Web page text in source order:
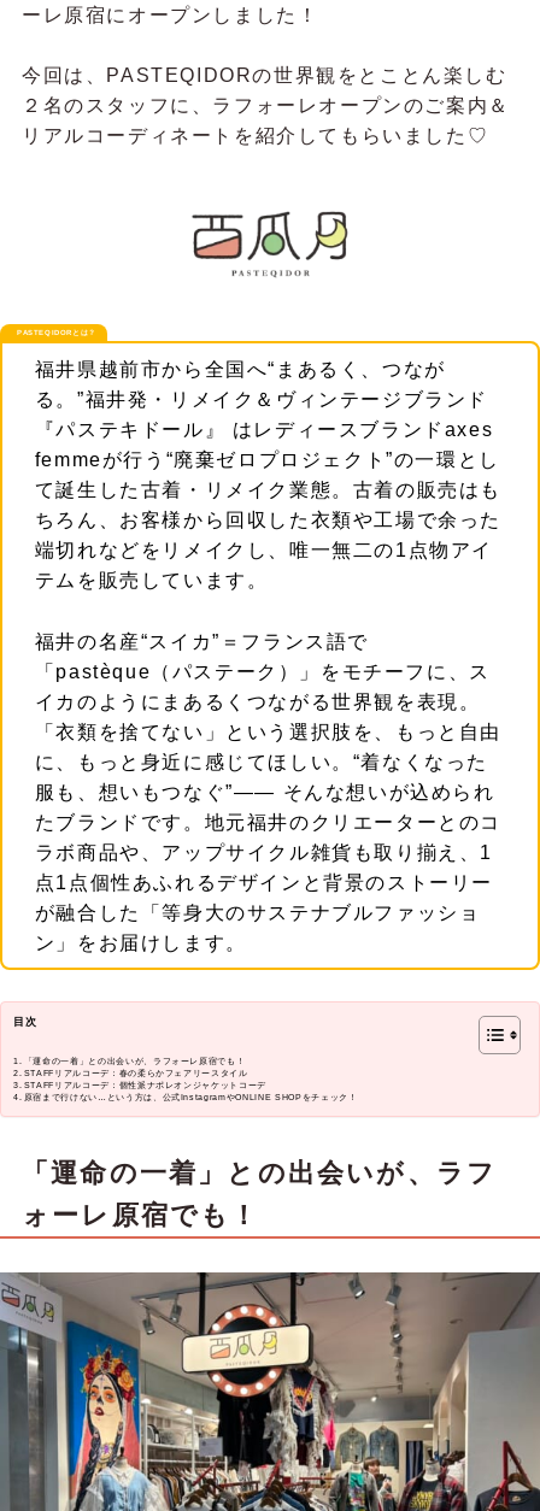
ーレ原宿にオープンしました！
今回は、PASTEQIDORの世界観をとことん楽しむ
２名のスタッフに、ラフォーレオープンのご案内＆
リアルコーディネートを紹介してもらいました♡
PASTEQIDORとは？
福井県越前市から全国へ“まあるく、つなが
る。”福井発・リメイク＆ヴィンテージブランド
『パステキドール』 はレディースブランドaxes
femmeが行う“廃棄ゼロプロジェクト”の一環とし
て誕生した古着・リメイク業態。古着の販売はも
ちろん、お客様から回収した衣類や工場で余った
端切れなどをリメイクし、唯一無二の1点物アイ
テムを販売しています。
福井の名産“スイカ”＝フランス語で
「pastèque（パステーク）」をモチーフに、ス
イカのようにまあるくつながる世界観を表現。
「衣類を捨てない」という選択肢を、もっと自由
に、もっと身近に感じてほしい。“着なくなった
服も、想いもつなぐ”—— そんな想いが込められ
たブランドです。地元福井のクリエーターとのコ
ラボ商品や、アップサイクル雑貨も取り揃え、1
点1点個性あふれるデザインと背景のストーリー
が融合した「等身大のサステナブルファッショ
ン」をお届けします。
目次
「運命の一着」との出会いが、ラフォーレ原宿でも！
STAFFリアルコーデ：春の柔らかフェアリースタイル
STAFFリアルコーデ：個性派ナポレオンジャケットコーデ
原宿まで行けない…という方は、公式InstagramやONLINE SHOPをチェック！
「運命の一着」との出会いが、ラフ
ォーレ原宿でも！